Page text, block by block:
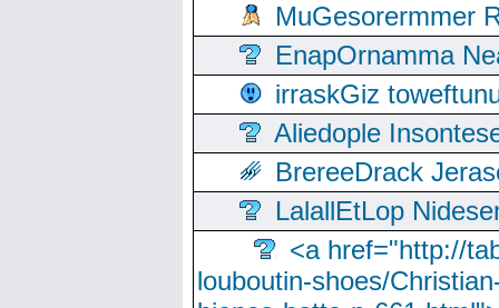
MuGesorermmer
EnapOrnamma
irraskGiz
Aliedople
BrereeDrack
LalallEtLop
<a href="http://
louboutin-shoes/